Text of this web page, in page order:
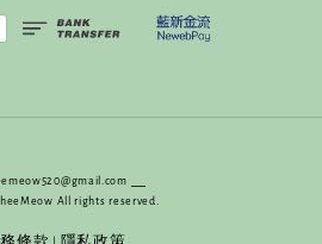
⎯⎯
All rights reserved.